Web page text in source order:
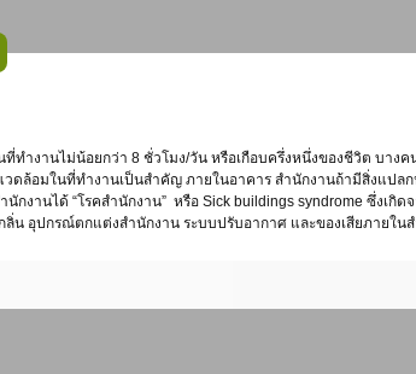
ล้อมในที่ทำงานเป็นสำคัญ ภายในอาคาร สำนักงานถ้ามีสิ่งแปลก
งานได้ “โรคสำนักงาน” หรือ Sick buildings syndrome ซึ่งเกิด
ลิ่น อุปกรณ์ตกแต่งสำนักงาน ระบบปรับอากาศ และของเสียภายใน